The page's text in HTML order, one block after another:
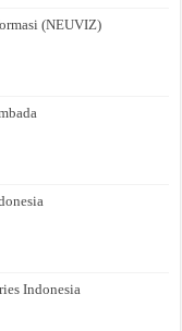
(NEUVIZ)
Indonesia